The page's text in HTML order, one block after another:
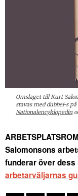
Omslaget till Kurt
stavas med dubbel-s
Nationalencyklopedin
Salomonsons
funderar över
arbetarväljarnas